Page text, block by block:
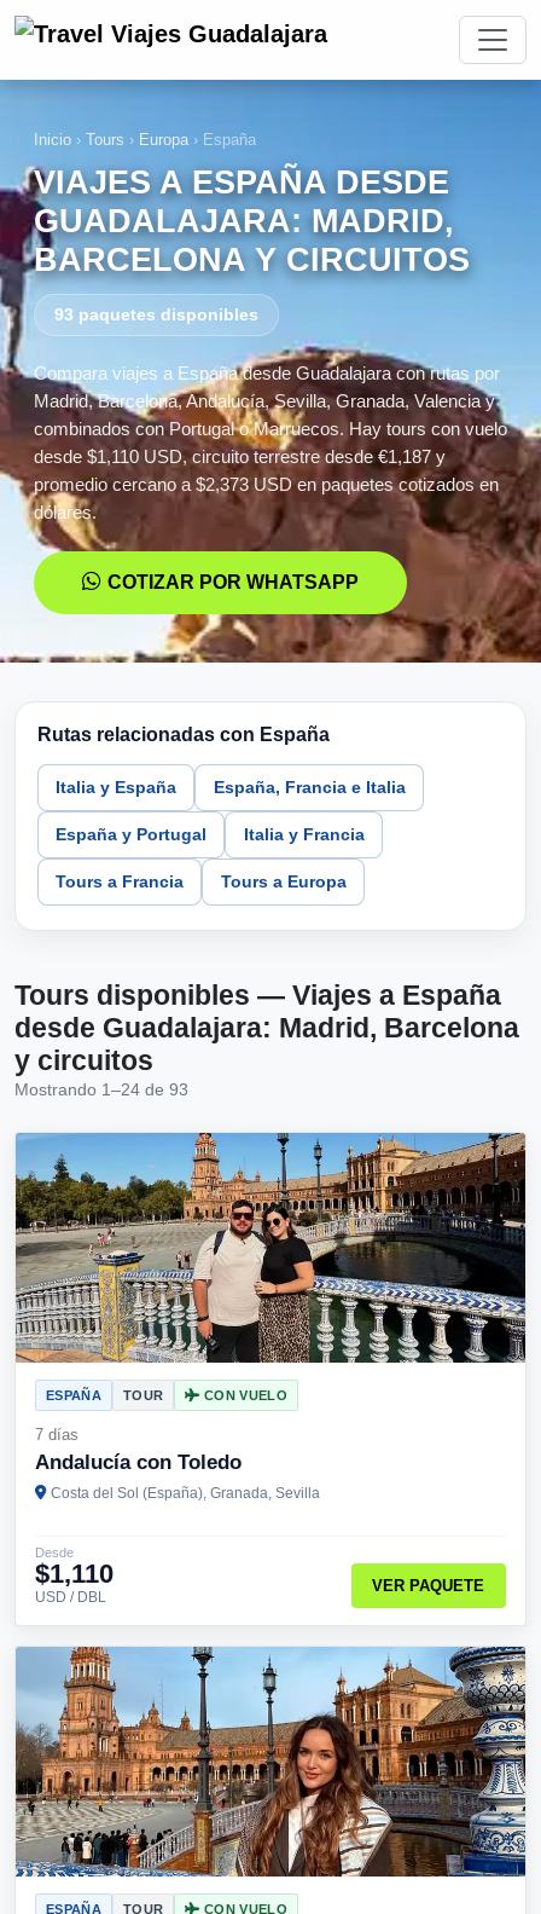
Inicio › Tours › Europa › España
VIAJES A ESPAÑA DESDE
GUADALAJARA: MADRID,
BARCELONA Y CIRCUITOS
93 paquetes disponibles
Compara viajes a España desde Guadalajara con rutas por
Madrid, Barcelona, Andalucía, Sevilla, Granada, Valencia y
combinados con Portugal o Marruecos. Hay tours con vuelo
desde $1,110 USD, circuito terrestre desde €1,187 y
promedio cercano a $2,373 USD en paquetes cotizados en
dólares.
COTIZAR POR WHATSAPP
Rutas relacionadas con España
Italia y España España, Francia e Italia
España y Portugal Italia y Francia
Tours a Francia Tours a Europa
Tours disponibles — Viajes a España
desde Guadalajara: Madrid, Barcelona
y circuitos
Mostrando 1–24 de 93
ESPAÑA TOUR CON VUELO
7 días
Andalucía con Toledo
Costa del Sol (España), Granada, Sevilla
Desde
$1,110
USD / DBL
VER PAQUETE
ESPAÑA TOUR CON VUELO